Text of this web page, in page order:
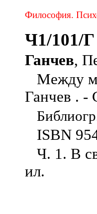
Философия.
Ч1/101/Г
Ганчев,
Между
Ганчев . -
ISBN
Ч. 1. В
ил.